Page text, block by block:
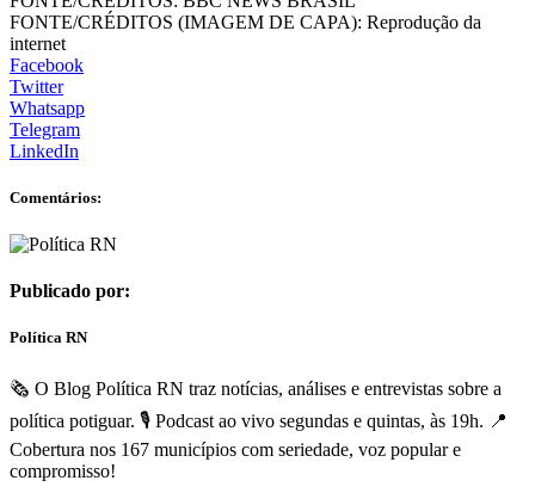
FONTE/CRÉDITOS (IMAGEM DE CAPA): Reprodução da
internet
Facebook
Twitter
Whatsapp
Telegram
LinkedIn
Comentários:
Publicado por:
Política RN
🗞️ O Blog Política RN traz notícias, análises e entrevistas sobre a
política potiguar. 🎙️ Podcast ao vivo segundas e quintas, às 19h. 📍
Cobertura nos 167 municípios com seriedade, voz popular e
compromisso!